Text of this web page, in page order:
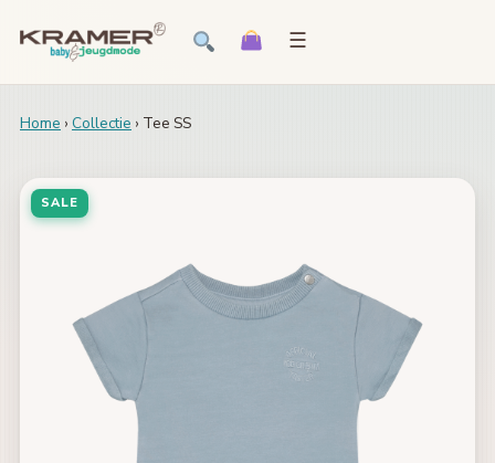
☰
Home › Collectie › Tee SS
SALE